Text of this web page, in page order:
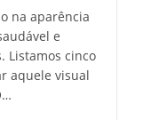
na aparência
e
Listamos cinco
aquele visual